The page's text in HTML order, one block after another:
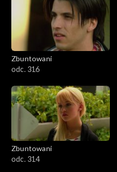
Zbuntowani
odc. 316
Zbuntowani
odc. 314